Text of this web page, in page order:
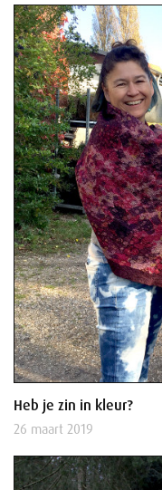
Heb je zin in kleur?
26 maart 2019